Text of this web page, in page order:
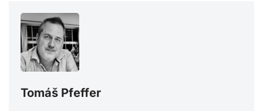
Tomáš Pfeffer